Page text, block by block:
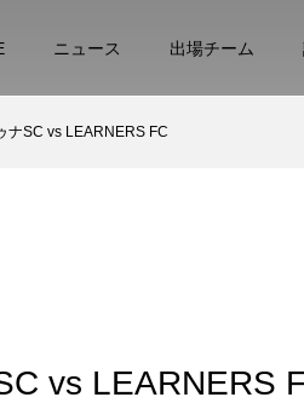
ニュース 出場チーム
ナSC vs LEARNERS FC
vs LEARNERS